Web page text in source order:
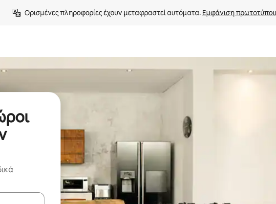
Ορισμένες πληροφορίες έχουν μεταφραστεί αυτόματα. Εμφάνιση πρωτοτύπου